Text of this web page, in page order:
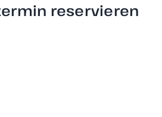
reservieren